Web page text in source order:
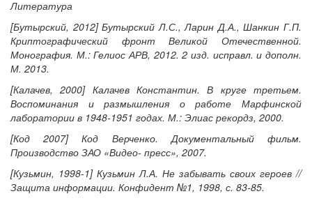
Литература
[Бутырский, 2012] Бутырский Л.С., Ларин Д.А., Шанкин Г.П.
Криптографический фронт Великой Отечественной.
Монография. М.: Гелиос АРВ, 2012. 2 изд. исправл. и дополн.
М. 2013.
[Калачев, 2000] Калачев Константин. В круге третьем.
Воспоминания и размышления о работе Марфинской
лаборатории в 1948-1951 годах. М.: Элиас рекордз, 2000.
[Код 2007] Код Верченко. Документальный фильм.
Производство ЗАО «Видео- пресс», 2007.
[Кузьмин, 1998-1] Кузьмин Л.А. Не забывать своих героев //
Защита информации. Конфидент №1, 1998, с. 83-85.